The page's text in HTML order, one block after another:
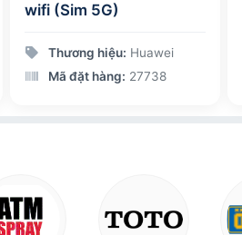
wifi (Sim 5G)
Thương hiệu: Huawei
Mã đặt hàng: 27738